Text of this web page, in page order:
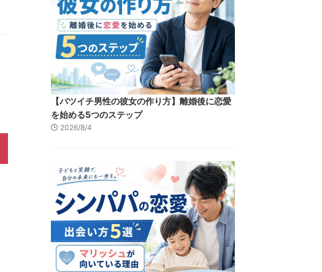
【バツイチ男性の彼女の作り方】離婚後に恋愛
を始める5つのステップ
2026/8/4